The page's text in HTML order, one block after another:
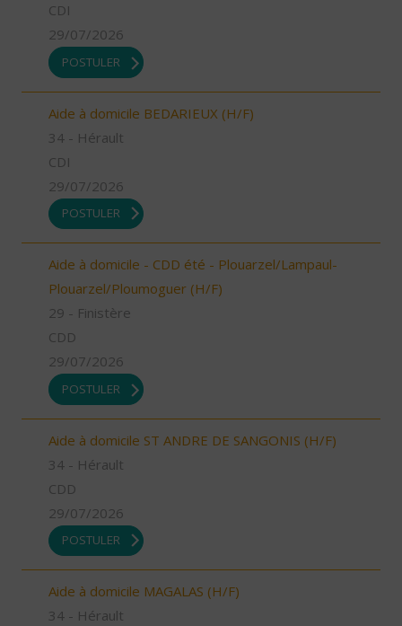
CDI
29/07/2026
POSTULER
Aide à domicile BEDARIEUX (H/F)
34 - Hérault
CDI
29/07/2026
POSTULER
Aide à domicile - CDD été - Plouarzel/Lampaul-
Plouarzel/Ploumoguer (H/F)
29 - Finistère
CDD
29/07/2026
POSTULER
Aide à domicile ST ANDRE DE SANGONIS (H/F)
34 - Hérault
CDD
29/07/2026
POSTULER
Aide à domicile MAGALAS (H/F)
34 - Hérault